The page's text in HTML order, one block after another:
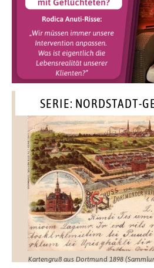
SERIE: NORDSTADT-
Kartengruß aus Dortmund 1898